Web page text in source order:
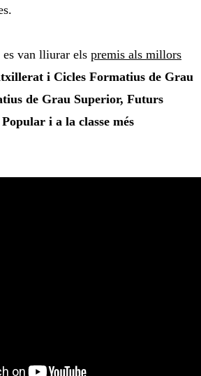
van lliurar els premis als millors
i Cicles Formatius de Grau
de Grau Superior, Futurs
i a la classe més